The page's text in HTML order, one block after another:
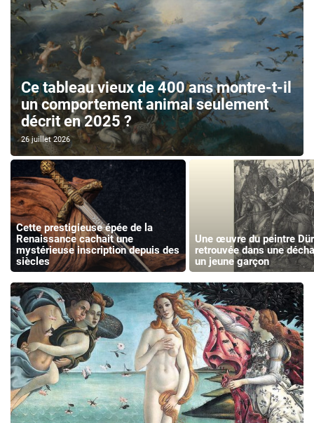
Ce tableau vieux de 400 ans montre-t-il
un comportement animal seulement
décrit en 2025 ?
26 juillet 2026
Cette prestigieuse épée de la
Renaissance cachait une
mystérieuse inscription depuis des
siècles
Une œuvre du peintre
retrouvée dans une
un jeune garçon